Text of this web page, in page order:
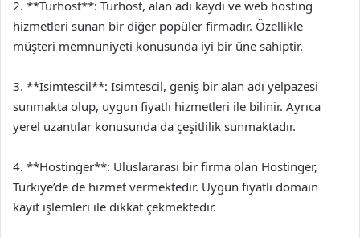
2. **Turhost**: Turhost, alan adı kaydı ve web hosting
hizmetleri sunan bir diğer popüler firmadır. Özellikle
müşteri memnuniyeti konusunda iyi bir üne sahiptir.
3. **İsimtescil**: İsimtescil, geniş bir alan adı yelpazesi
sunmakta olup, uygun fiyatlı hizmetleri ile bilinir. Ayrıca
yerel uzantılar konusunda da çeşitlilik sunmaktadır.
4. **Hostinger**: Uluslararası bir firma olan Hostinger,
Türkiye’de de hizmet vermektedir. Uygun fiyatlı domain
kayıt işlemleri ile dikkat çekmektedir.